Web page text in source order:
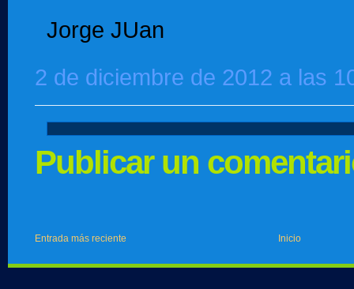
Jorge JUan
2 de diciembre de 2012 a las
Publicar un
Entrada más reciente Inicio